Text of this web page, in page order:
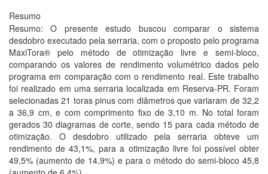
Resumo
Resumo: O presente estudo buscou comparar o sistema
desdobro executado pela serraria, com o proposto pelo programa
MaxiTora® pelo método de otimização livre e semi-bloco,
comparando os valores de rendimento volumétrico dados pelo
programa em comparação com o rendimento real. Este trabalho
foi realizado em uma serraria localizada em Reserva-PR. Foram
selecionadas 21 toras pinus com diâmetros que variaram de 32,2
a 36,9 cm, e com comprimento fixo de 3,10 m. No total foram
gerados 30 diagramas de corte, sendo 15 para cada método de
otimização. O desdobro utilizado pela serraria obteve um
rendimento de 43,1%, para a otimização livre foi possível obter
49,5% (aumento de 14,9%) e para o método do semi-bloco 45,8